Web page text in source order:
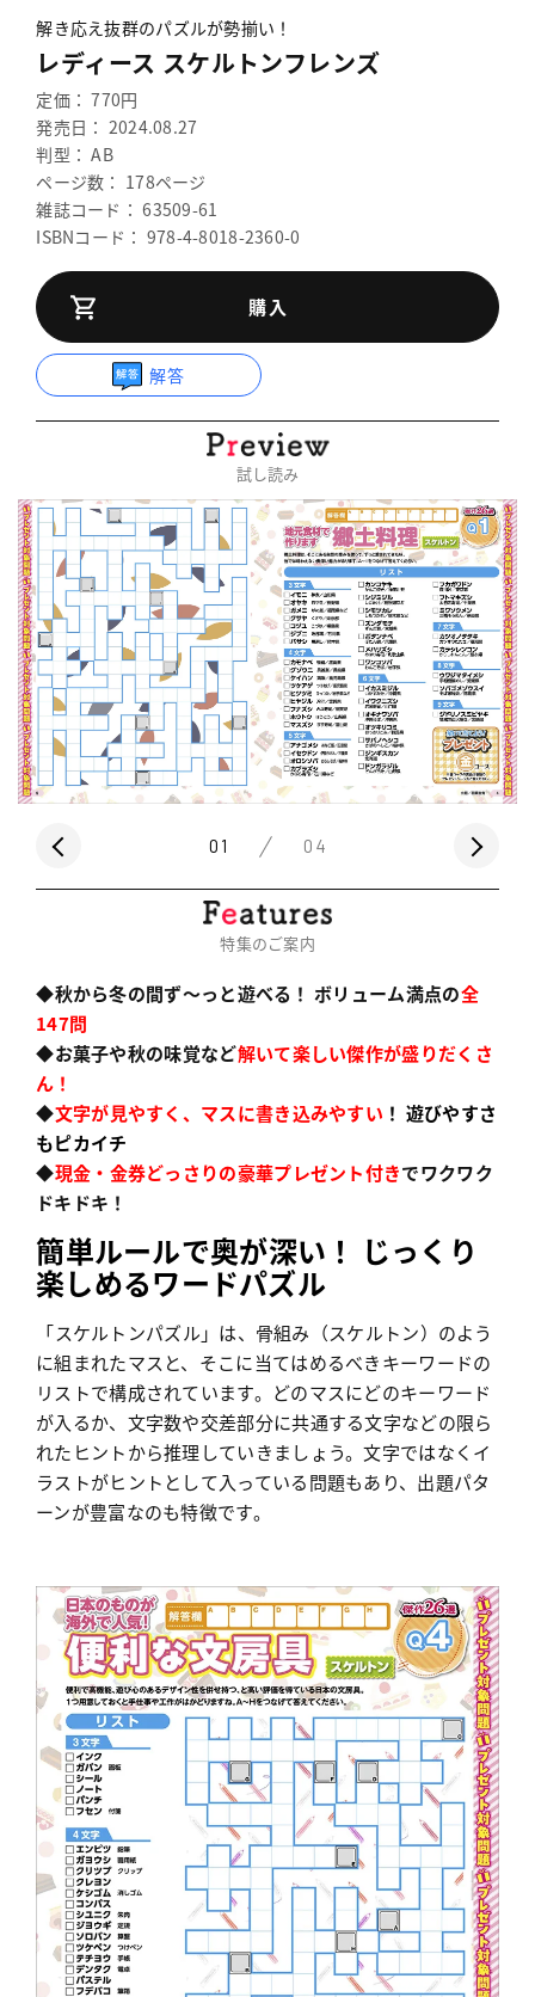
解き応え抜群のパズルが勢揃い！
レディース スケルトンフレンズ
定価： 770円
発売日： 2024.08.27
判型： AB
ページ数： 178ページ
雑誌コード： 63509-61
ISBNコード： 978-4-8018-2360-0
購入
解答
試し読み
01 04
特集のご案内
◆秋から冬の間ず〜っと遊べる！ ボリューム満点の全
147問
◆お菓子や秋の味覚など解いて楽しい傑作が盛りだくさ
ん！
◆文字が見やすく、マスに書き込みやすい ！ 遊びやすさ
もピカイチ
◆現金・金券どっさりの豪華プレゼント付きでワクワク
ドキドキ！
簡単ルールで奥が深い！ じっくり
楽しめるワードパズル
「スケルトンパズル」は、骨組み（スケルトン）のよう
に組まれたマスと、そこに当てはめるべきキーワードの
リストで構成されています。どのマスにどのキーワード
が入るか、文字数や交差部分に共通する文字などの限ら
れたヒントから推理していきましょう。文字ではなくイ
ラストがヒントとして入っている問題もあり、出題パタ
ーンが豊富なのも特徴です。